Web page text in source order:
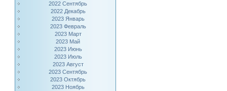
2022 Сентябрь
2022 Декабрь
2023 Январь
2023 Февраль
2023 Март
2023 Май
2023 Июнь
2023 Июль
2023 Август
2023 Сентябрь
2023 Октябрь
2023 Ноябрь